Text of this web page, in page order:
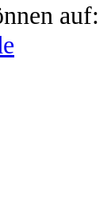
auf: